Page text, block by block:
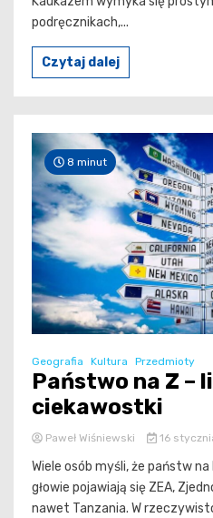
podręcznikach,...
Czytaj dalej
8 minut
Geografia Kultura Przedmioty
Państwo na Z –
ciekawostki
Paweł Wiśniewski 16
Wiele osób myśli, że państw
głowie pojawiają się ZEA,
nawet Tanzania. W